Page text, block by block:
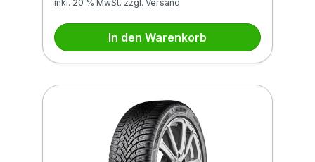
inkl. 20 % MwSt. zzgl. Versand
In den Warenkorb